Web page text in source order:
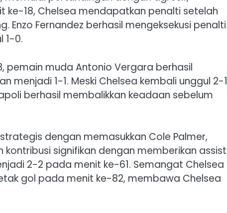
ke-18, Chelsea mendapatkan penalti setelah
Fernandez berhasil mengeksekusi penalti
1-0.
pemain muda Antonio Vergara berhasil
1-1. Meski Chelsea kembali unggul 2-1
berhasil membalikkan keadaan sebelum
dengan memasukkan Cole Palmer,
signifikan dengan memberikan assist
2-2 pada menit ke-61. Semangat Chelsea
gol pada menit ke-82, membawa Chelsea